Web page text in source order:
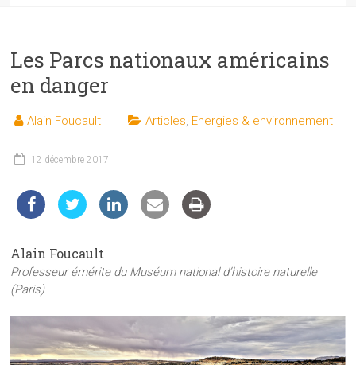
les
sciences
et
les
auprès
public
Les Parcs nationaux américains
en danger
Alain Foucault Articles Energies & environnement
12 décembre 2017
Alain Foucault
Professeur émérite du Muséum national d’histoire naturelle
(Paris)